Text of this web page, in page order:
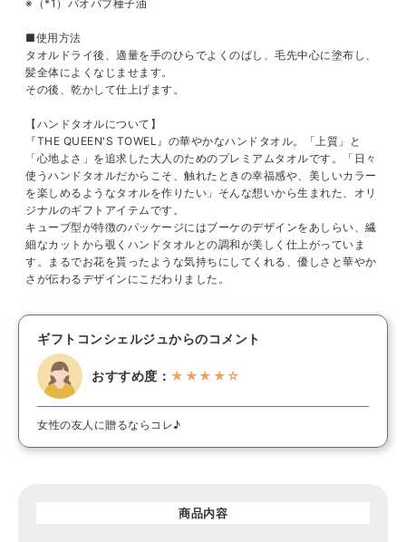
※（*1）バオバブ種子油
■使用方法
タオルドライ後、適量を手のひらでよくのばし、毛先中心に塗布し、
髪全体によくなじませます。
その後、乾かして仕上げます。
【ハンドタオルについて】
『THE QUEEN'S TOWEL』の華やかなハンドタオル。「上質」と
「心地よさ」を追求した大人のためのプレミアムタオルです。「日々
使うハンドタオルだからこそ、触れたときの幸福感や、美しいカラー
を楽しめるようなタオルを作りたい」そんな想いから生まれた、オリ
ジナルのギフトアイテムです。
キューブ型が特徴のパッケージにはブーケのデザインをあしらい、繊
細なカットから覗くハンドタオルとの調和が美しく仕上がっていま
す。まるでお花を貰ったような気持ちにしてくれる、優しさと華やか
さが伝わるデザインにこだわりました。
ギフトコンシェルジュからのコメント
おすすめ度： ★★★★☆
女性の友人に贈るならコレ♪
商品内容